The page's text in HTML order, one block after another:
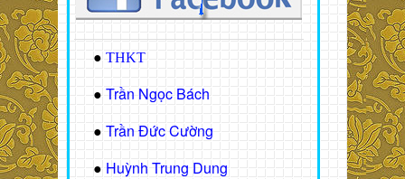
● THKT
● Trần Ngọc Bách
● Trần Đức Cường
● Huỳnh Trung Dung